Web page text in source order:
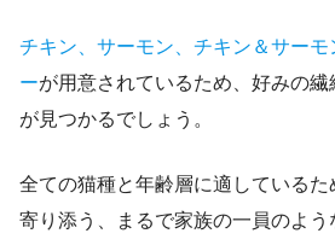
チキン、サーモン、チキン＆サー
ーが用意されているため、好みの
が見つかるでしょう。
全ての猫種と年齢層に適している
寄り添う、まるで家族の一員のよ